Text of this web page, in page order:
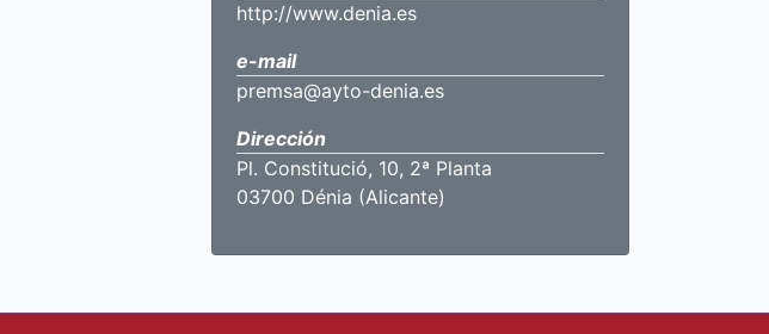
http://www.denia.es
e-mail
premsa@ayto-denia.es
Dirección
Pl. Constitució, 10, 2ª Planta
03700 Dénia (Alicante)